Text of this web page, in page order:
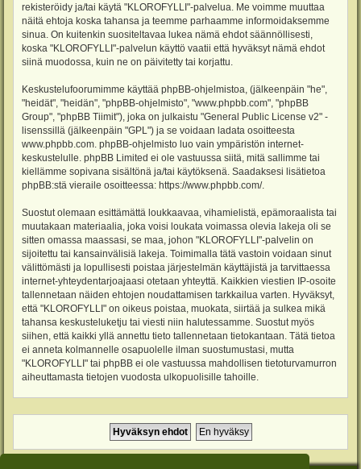
rekisteröidy ja/tai käytä "KLOROFYLLI"-palvelua. Me voimme muuttaa
näitä ehtoja koska tahansa ja teemme parhaamme informoidaksemme
sinua. On kuitenkin suositeltavaa lukea nämä ehdot säännöllisesti,
koska "KLOROFYLLI"-palvelun käyttö vaatii että hyväksyt nämä ehdot
siinä muodossa, kuin ne on päivitetty tai korjattu.
Keskustelufoorumimme käyttää phpBB-ohjelmistoa, (jälkeenpäin "he",
"heidät", "heidän", "phpBB-ohjelmisto", "www.phpbb.com", "phpBB
Group", "phpBB Tiimit"), joka on julkaistu "General Public License v2" -
lisenssillä (jälkeenpäin "GPL") ja se voidaan ladata osoitteesta
www.phpbb.com . phpBB-ohjelmisto luo vain ympäristön internet-
keskustelulle. phpBB Limited ei ole vastuussa siitä, mitä sallimme tai
kiellämme sopivana sisältönä ja/tai käytöksenä. Saadaksesi lisätietoa
phpBB:stä vieraile osoitteessa: https://www.phpbb.com/.
Suostut olemaan esittämättä loukkaavaa, vihamielistä, epämoraalista tai
muutakaan materiaalia, joka voisi loukata voimassa olevia lakeja oli se
sitten omassa maassasi, se maa, johon "KLOROFYLLI"-palvelin on
sijoitettu tai kansainvälisiä lakeja. Toimimalla tätä vastoin voidaan sinut
välittömästi ja lopullisesti poistaa järjestelmän käyttäjistä ja tarvittaessa
internet-yhteydentarjoajaasi otetaan yhteyttä. Kaikkien viestien IP-osoite
tallennetaan näiden ehtojen noudattamisen tarkkailua varten. Hyväksyt,
että "KLOROFYLLI" on oikeus poistaa, muokata, siirtää ja sulkea mikä
tahansa keskusteluketju tai viesti niin halutessamme. Suostut myös
siihen, että kaikki yllä annettu tieto tallennetaan tietokantaan. Tätä tietoa
ei anneta kolmannelle osapuolelle ilman suostumustasi, mutta
"KLOROFYLLI" tai phpBB ei ole vastuussa mahdollisen tietoturvamurron
aiheuttamasta tietojen vuodosta ulkopuolisille tahoille.